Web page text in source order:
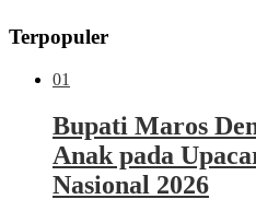
Terpopuler
01
Bupati Maros
Anak pada
Nasional 2026